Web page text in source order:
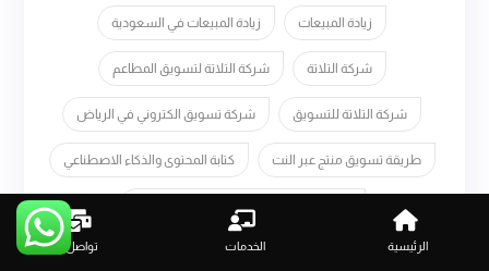
زيادة المبيعات زيادة المبيعات في السعودية
شركة التلاتة شركة التلاتة لتسويق المطاعم
شركة التلاتة للتسويق شركة تسويق الكتروني في الرياض
طريقة تسويق منتج عبر النت كتابة المحتوى والذكاء الاصطناعي
كيفية التسويق الإلكتروني عبر الفيس بوك
كيفية التسويق لمشروع جديد كيفية التسويق لمنتج جديد الرئيسية الخدمات تواصل